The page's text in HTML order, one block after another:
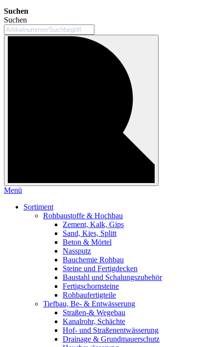
Suchen
Suchen
Menü
Sortiment
Rohbaustoffe & Hochbau
Zement, Kalk, Gips
Sand, Kies, Splitt
Beton & Mörtel
Nassputz
Bauchemie Rohbau
Steine und Fertigdecken
Baustahl und Schalungszubehör
Fertigschornsteine
Rohbaufertigteile
Tiefbau, Be- & Entwässerung
Straßen-& Wegebau
Kanalrohr, Schächte
Hof- und Straßenentwässerung
Drainage & Grundmauerschutz